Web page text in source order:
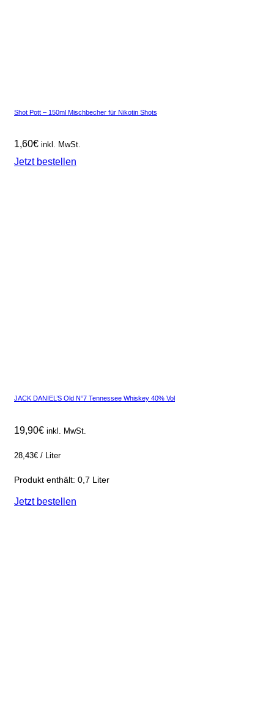
Shot Pott – 150ml Mischbecher für Nikotin Shots
1,60€ inkl. MwSt.
Jetzt bestellen
JACK DANIEL’S Old N°7 Tennessee Whiskey 40% Vol
19,90€ inkl. MwSt.
28,43€ / Liter
Produkt enthält: 0,7 Liter
Jetzt bestellen